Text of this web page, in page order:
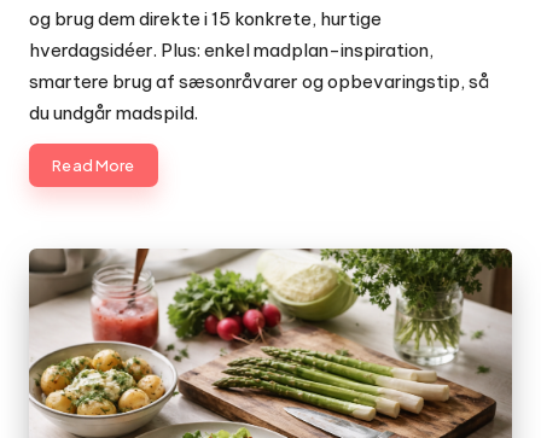
og brug dem direkte i 15 konkrete, hurtige
hverdagsidéer. Plus: enkel madplan-inspiration,
smartere brug af sæsonråvarer og opbevaringstip, så
du undgår madspild.
Read More